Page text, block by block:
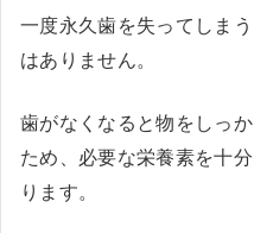
一度永久歯を失ってしま
はありません。
歯がなくなると物をしっ
ため、必要な栄養素を十
ります。